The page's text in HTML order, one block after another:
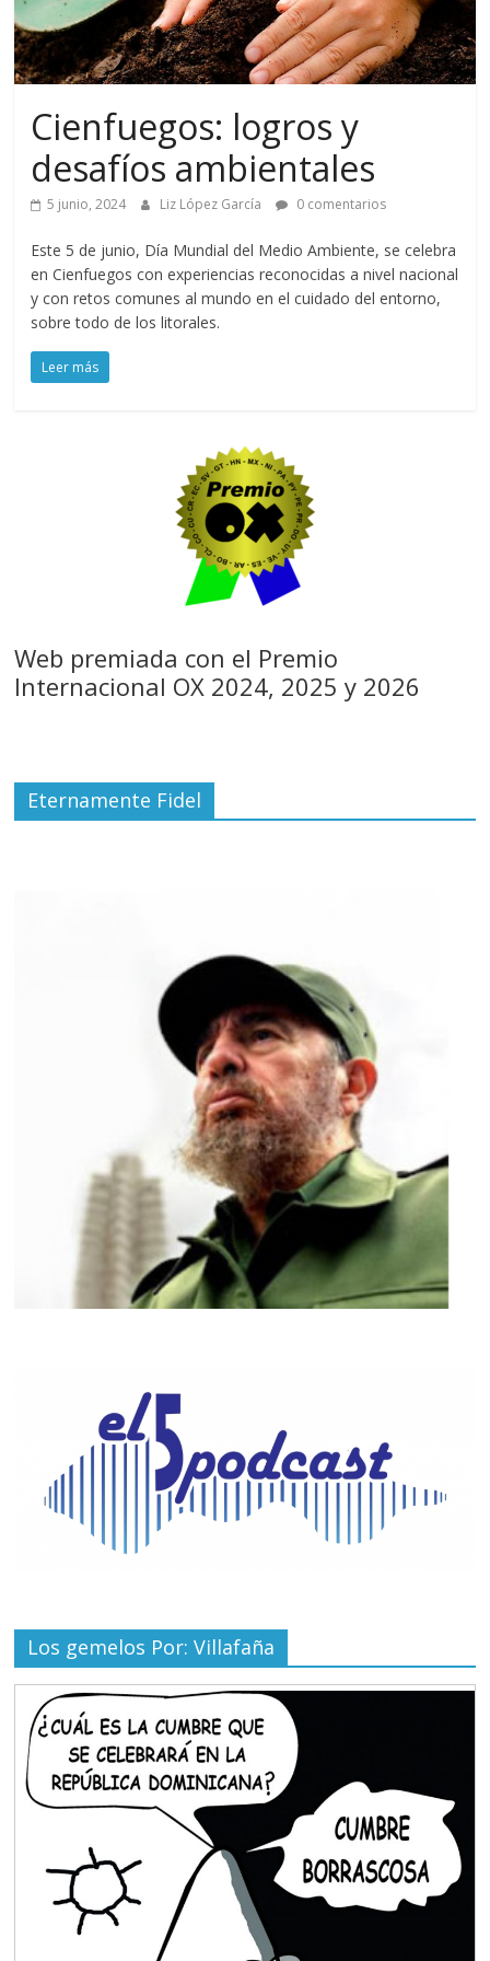
Cienfuegos: logros y
desafíos ambientales
5 junio, 2024 Liz López García 0 comentarios
Este 5 de junio, Día Mundial del Medio Ambiente, se celebra
en Cienfuegos con experiencias reconocidas a nivel nacional
y con retos comunes al mundo en el cuidado del entorno,
sobre todo de los litorales.
Leer más
Web premiada con el Premio
Internacional OX 2024, 2025 y 2026
Eternamente Fidel
Los gemelos Por: Villafaña